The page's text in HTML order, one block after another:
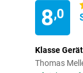
8,0
Klasse
Thomas